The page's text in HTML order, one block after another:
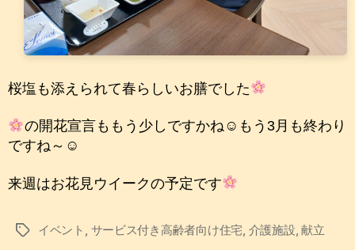
桜塩も添えられて春らしいお膳でした
の開花宣言ももう少しですかね☺もう3月も終わり
ですね～☺
来週はお花見ウイークの予定です
タ
イベント サービス付き高齢者向け住宅 介護施設 ,献立